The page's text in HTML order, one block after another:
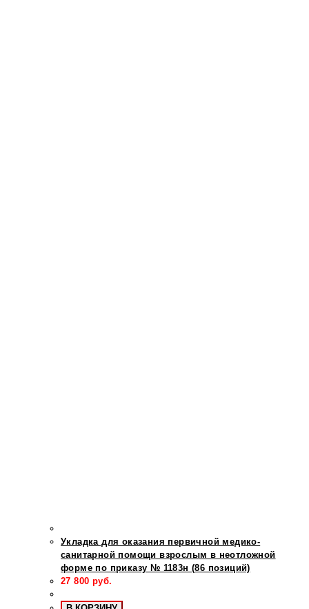
Укладка для оказания первичной медико-
санитарной помощи взрослым в неотложной
форме по приказу № 1183н (86 позиций)
27 800 руб.